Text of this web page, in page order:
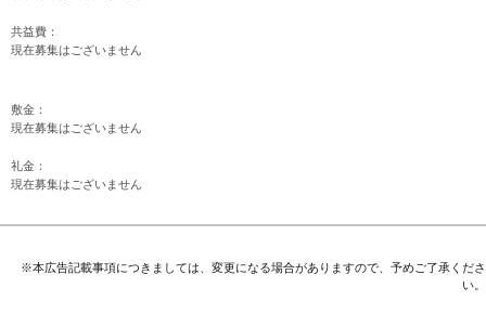
共益費：
現在募集はございません
敷金：
現在募集はございません
礼金：
現在募集はございません
※本広告記載事項につきましては、変更になる場合がありますので、予めご了承くださ
い。